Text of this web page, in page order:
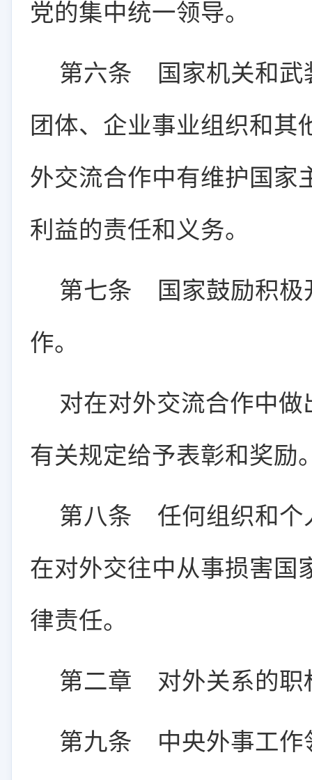
党的集中统一领导。
第六条 国家机关和武
团体、企业事业组织和其
外交流合作中有维护国家
利益的责任和义务。
第七条 国家鼓励积极
作。
对在对外交流合作中
有关规定给予表彰和奖励
第八条 任何组织和个
在对外交往中从事损害国
律责任。
第二章 对外关系的职
第九条 中央外事工作